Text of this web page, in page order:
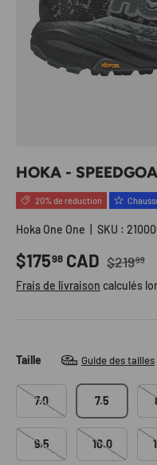
HOKA -
20% de réduction
Hoka One One SKU :
Prix soldé
$17598 CAD Prix
$21999
Frais de livraison calculés
Taille Guide des tailles
7.0 7.5
9.5 10.0